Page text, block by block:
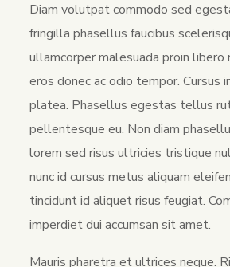
Diam volutpat commodo sed
fringilla phasellus faucibus
ullamcorper malesuada proin libero
eros donec ac odio tempor. Cursus
platea. Phasellus egestas tellus
pellentesque eu. Non diam
lorem sed risus ultricies tristique
nunc id cursus metus aliquam
tincidunt id aliquet risus feugiat.
imperdiet dui accumsan sit amet.
Mauris pharetra et ultrices neque.